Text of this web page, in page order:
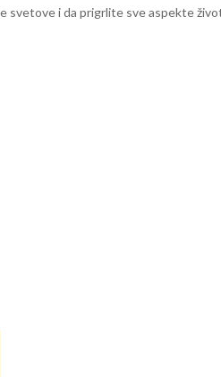
svetove i da prigrlite sve aspekte